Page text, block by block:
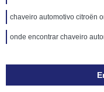
chaveiro automotivo citroën
onde encontrar chaveiro